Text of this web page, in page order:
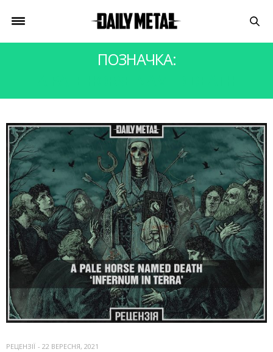
ПОЗНАЧКА:
РЕЦЕНЗІЇ - 22 ВЕРЕСНЯ, 2021